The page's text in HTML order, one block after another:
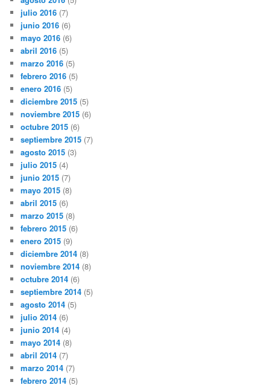
julio 2016 (7)
junio 2016 (6)
mayo 2016 (6)
abril 2016 (5)
marzo 2016 (5)
febrero 2016 (5)
enero 2016 (5)
diciembre 2015 (5)
noviembre 2015 (6)
octubre 2015 (6)
septiembre 2015 (7)
agosto 2015 (3)
julio 2015 (4)
junio 2015 (7)
mayo 2015 (8)
abril 2015 (6)
marzo 2015 (8)
febrero 2015 (6)
enero 2015 (9)
diciembre 2014 (8)
noviembre 2014 (8)
octubre 2014 (6)
septiembre 2014 (5)
agosto 2014 (5)
julio 2014 (6)
junio 2014 (4)
mayo 2014 (8)
abril 2014 (7)
marzo 2014 (7)
febrero 2014 (5)